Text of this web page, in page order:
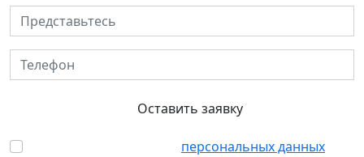
Представьтесь
Телефон
Оставить заявку
персональных данных